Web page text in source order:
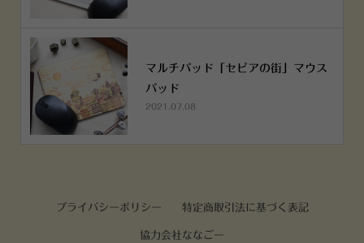
マルチパッド「セピアの街」マウス
パッド
2021.07.08
プライバシーポリシー 特定商取引法に基づく表記
協力会社ななごー